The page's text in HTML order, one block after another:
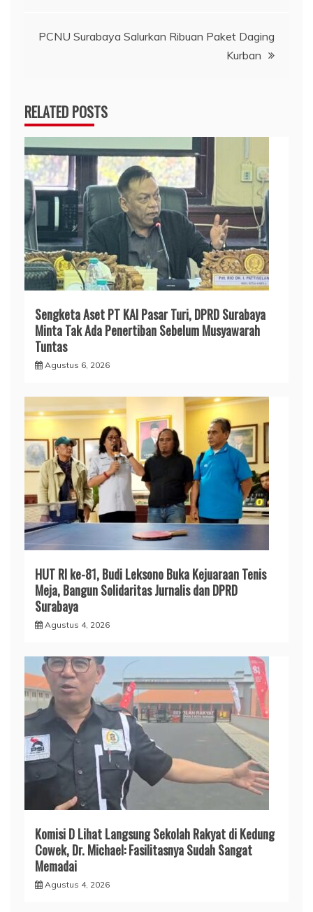
PCNU Surabaya Salurkan Ribuan Paket Daging
Kurban
RELATED POSTS
Sengketa Aset PT KAI Pasar Turi, DPRD Surabaya
Minta Tak Ada Penertiban Sebelum Musyawarah
Tuntas
Agustus 6, 2026
HUT RI ke-81, Budi Leksono Buka Kejuaraan Tenis
Meja, Bangun Solidaritas Jurnalis dan DPRD
Surabaya
Agustus 4, 2026
Komisi D Lihat Langsung Sekolah Rakyat di Kedung
Cowek, Dr. Michael: Fasilitasnya Sudah Sangat
Memadai
Agustus 4, 2026